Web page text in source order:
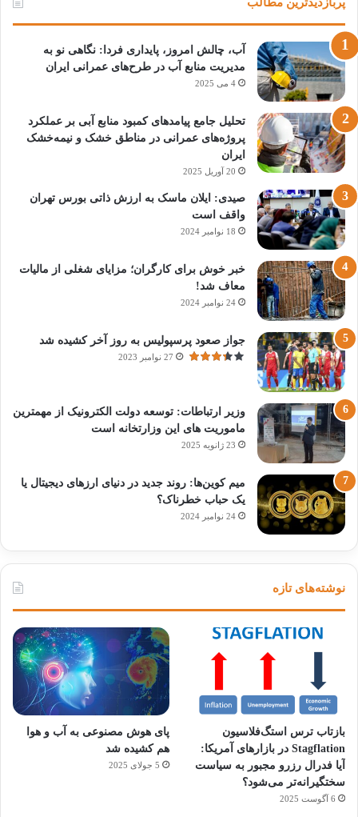
آب، چالش امروز، پایداری فردا: نگاهی نو به
مدیریت منابع آب در طرح‌های عمرانی ایران
4 می 2025
تحلیل جامع پیامدهای کمبود منابع آبی بر عملکرد
پروژه‌های عمرانی در مناطق خشک و نیمه‌خشک
ایران
20 آوریل 2025
صیدی: ایلان ماسک به ارزش ذاتی بورس تهران
واقف است
18 نوامبر 2024
خبر خوش برای کارگران؛ مزایای شغلی از مالیات
معاف شد!
24 نوامبر 2024
جواز صعود پرسپولیس به روز آخر کشیده شد
27 نوامبر 2023
وزیر ارتباطات: توسعه دولت الکترونیک از مهمترین
ماموریت های این وزارتخانه است
23 ژانویه 2025
میم کوین‌ها: روند جدید در دنیای ارزهای دیجیتال یا
یک حباب خطرناک؟
24 نوامبر 2024
نوشته‌های تازه
بازتاب ترس استگ‌فلاسیون
Stagflation در بازارهای آمریکا:
آیا فدرال رزرو مجبور به سیاست
سختگیرانه‌تر می‌شود؟
6 آگوست 2025
پای هوش مصنوعی به آب و هوا
هم کشیده شد
5 جولای 2025